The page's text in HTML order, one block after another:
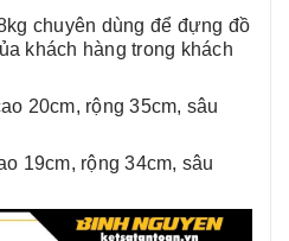
chuyên dùng để đựng đồ
khách hàng trong khách
20cm, rộng 35cm, sâu
19cm, rộng 34cm, sâu